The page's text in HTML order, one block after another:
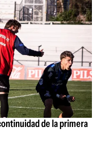
de la primera